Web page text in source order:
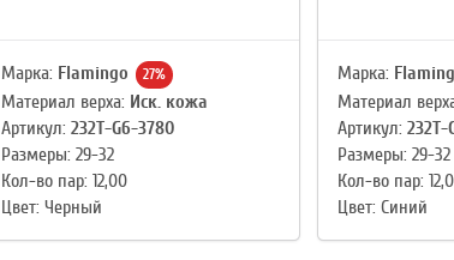
Марка: Flamingo 27%
Материал верха: Иск. кожа
Артикул:232T-G6-3780
Размеры: 29-32
Кол-во пар: 12,00
Цвет: Черный
Марка:
Материал
Артикул: 232T-
Размеры: 29-32
Кол-во пар:
Цвет: Синий